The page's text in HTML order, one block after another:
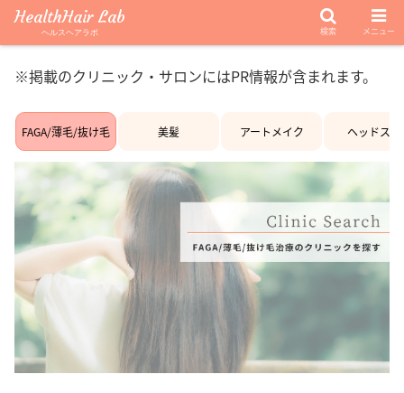
※掲載のクリニック・サロンにはPR情報が含まれます。
FAGA/薄毛/抜け毛 美髪 アートメイク ヘッドスパ
HealthHair Lab
ヘルスヘアラボ 検索 メニュー